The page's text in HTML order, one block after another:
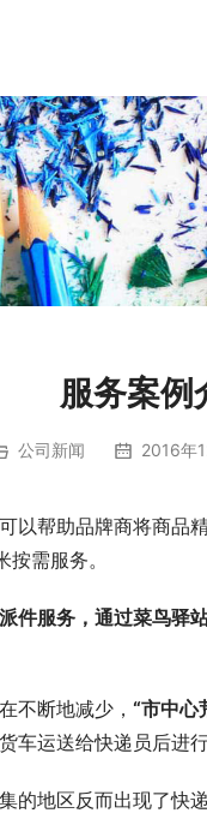
服务案例
公司新闻 2016年
以帮助品牌商将商品
需服务。
派件服务，通过菜鸟驿
不断地减少， “市中心
车运送给快递员后进行
的地区反而出现了快